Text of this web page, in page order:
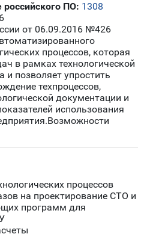
ПО: 1308
от 06.09.2016 №426
процессов, которая
в рамках технологической
и позволяет упростить
техпроцессов,
документации и
использования
процессов
на проектирование СТО и
программ для